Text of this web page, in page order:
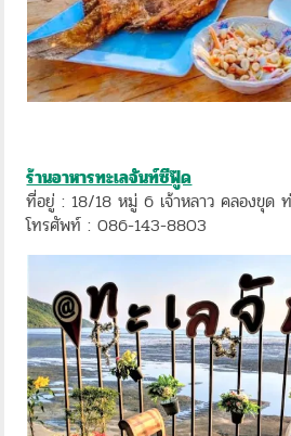
ร้านอาหารทะเลจันท์ซีฟู๊ด
ที่อยู่ : 18/18 หมู่ 6 เจ้าหลาว คลองขุด
โทรศัพท์ : 086-143-8803